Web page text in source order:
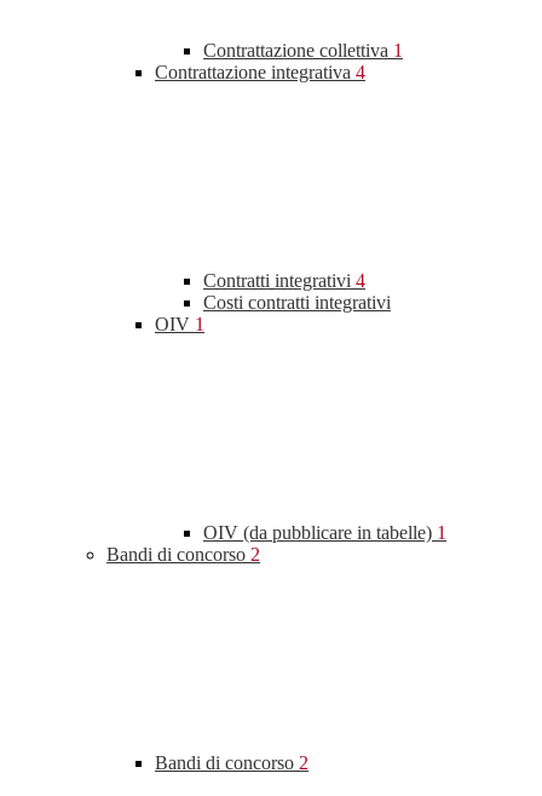
Contrattazione collettiva 1
Contrattazione integrativa 4
Contratti integrativi 4
Costi contratti integrativi
OIV 1
OIV (da pubblicare in tabelle) 1
Bandi di concorso 2
Bandi di concorso 2